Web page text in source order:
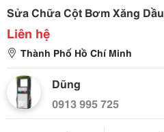
Sửa Chữa Cột Bơm Xăng Dầu
Liên hệ
Thành Phố Hồ Chí Minh
Dũng
0913 995 725